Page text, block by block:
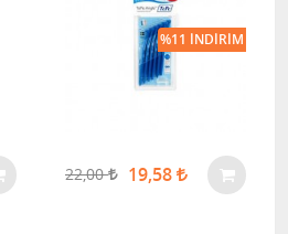
22,00 19,58
%11 İNDIRIM